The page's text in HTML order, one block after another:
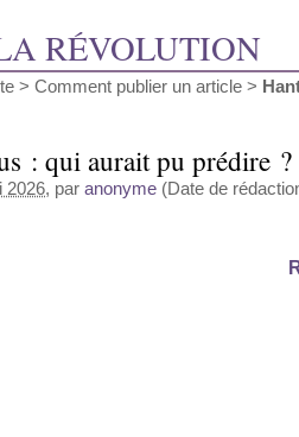
RÉVOLUTION
> Comment publier un article >
: qui aurait pu prédire ?
2026, par anonyme (Date de